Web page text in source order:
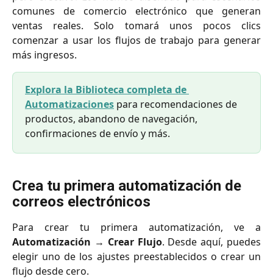
comunes de comercio electrónico que generan
ventas reales. Solo tomará unos pocos clics
comenzar a usar los flujos de trabajo para generar
más ingresos.
Explora la Biblioteca completa de
Automatizaciones para recomendaciones de
productos, abandono de navegación,
confirmaciones de envío y más.
Crea tu primera automatización de
correos electrónicos
Para crear tu primera automatización, ve a
Automatización → Crear Flujo. Desde aquí, puedes
elegir uno de los ajustes preestablecidos o crear un
flujo desde cero.